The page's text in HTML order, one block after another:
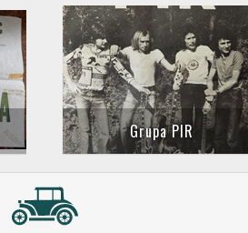
Grupa PIR